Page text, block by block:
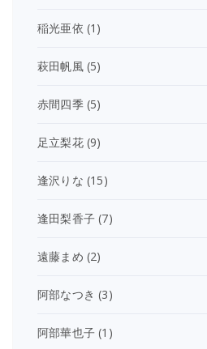
稲光亜依 (1)
萩田帆風(5)
赤間四季(5)
足立梨花(9)
逢沢りな (15)
逢田梨香子 (7)
遠藤まめ (2)
阿部なつき (3)
阿部華也子 (1)